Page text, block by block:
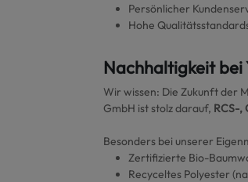
Persönlicher
Hohe
Nachhaltigkeit bei
Wir wissen: Die Zukunft der
GmbH ist stolz darauf, RCS-,
Besonders bei unserer
Zertifizierte Bio-
Recyceltes Polyester